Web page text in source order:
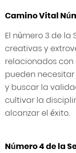
Camino Vital
El número 3 de
creativas y
relacionados con
pueden
y buscar la
cultivar la
alcanzar el éxito.
Número 4 de la